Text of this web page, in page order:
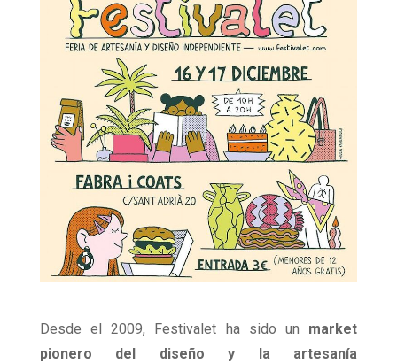
Desde el 2009, Festivalet ha sido un market
pionero del diseño y la artesanía